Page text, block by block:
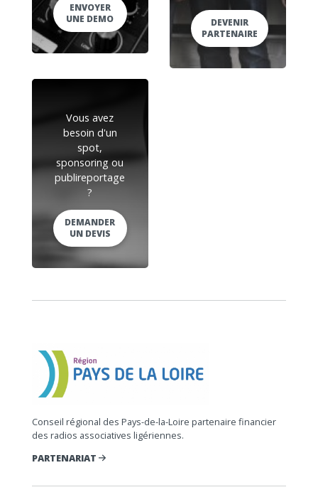
ENVOYER
UNE DEMO
DEVENIR
PARTENAIRE
Vous avez
besoin d'un
spot,
sponsoring ou
publireportage
?
DEMANDER
UN DEVIS
Conseil régional des Pays-de-la-Loire partenaire financier
des radios associatives ligériennes.
PARTENARIAT